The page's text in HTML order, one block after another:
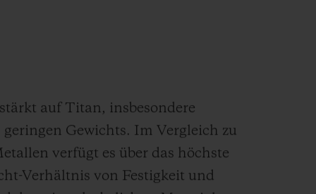
auf Titan, insbesondere
geringen Gewichts. Im Vergleich zu
verfügt es über das höchste
Verhältnis von Festigkeit und